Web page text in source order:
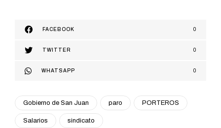
FACEBOOK 0
TWITTER 0
WHATSAPP 0
Gobierno de San Juan paro PORTEROS
Salarios sindicato